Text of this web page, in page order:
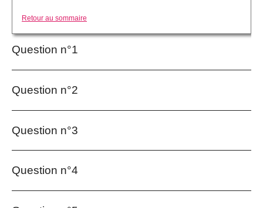
Retour au sommaire
Question n°1
Question n°2
Question n°3
Question n°4